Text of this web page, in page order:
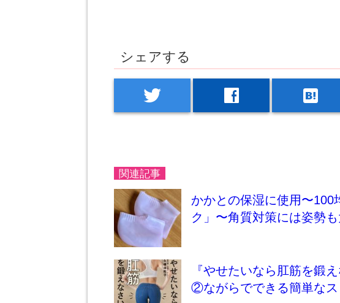
シェアする
twitter facebook hatenabookmark
関連記事
かかとの保湿に使用〜100
ク」〜角質対策には姿勢も
『やせたいなら肛筋を鍛
②ながらでできる簡単なス